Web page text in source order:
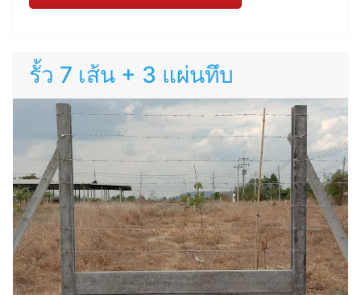
รั้ว 7 เส้น + 3 แผ่นทึบ